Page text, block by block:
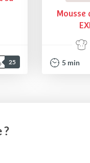
25
Mousse
5 min
?